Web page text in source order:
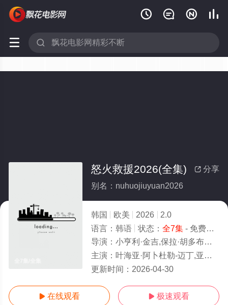
   
 
 分享
怒火救援2026(全集)
别名：nuhuojiuyuan2026
韩国 欧美 2026
2.0
语言： 韩语 状态： 全7集- 免费在线观看
导演： 小亨利·金吉,保拉·胡多布罗,威森特·阿莫里姆,克莱尔·基尔纳,小
主演： 叶海亚·阿卜杜勒-迈丁,亚历克斯·奥泽罗夫,Martín,Peralta,Calo,Rodriguez,亚瑟·亚历山
更新时间： 2026-04-30
 在线观看  极速观看